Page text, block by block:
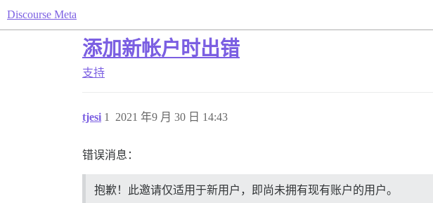
Discourse Meta
添加新帐户时出错
支持
tjesi 2021 年9 月 30 日 14:43
1
错误消息：
抱歉！此邀请仅适用于新用户，即尚未拥有现有账户的用户。